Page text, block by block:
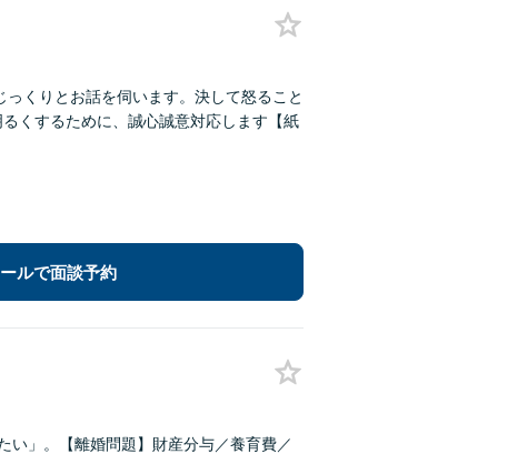
っくりとお話を伺います。決して怒ること
くするために、誠心誠意対応します【紙
ルで面談予約
い」。【離婚問題】財産分与／養育費／